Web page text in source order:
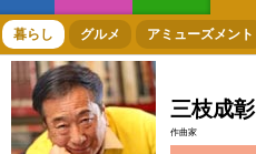
ボートレース 競輪 オートレース
暮らし グルメ アミューズメント
三枝成彰
作曲家